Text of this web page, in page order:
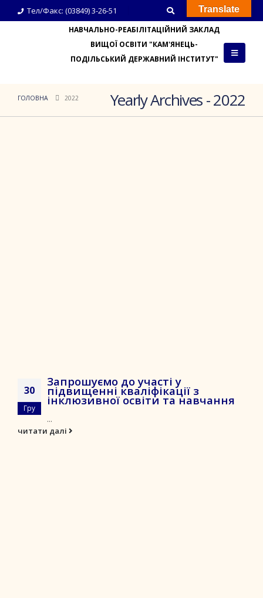
Тел/Факс: (03849) 3-26-51
НАВЧАЛЬНО-РЕАБІЛІТАЦІЙНИЙ ЗАКЛАД
ВИЩОЇ ОСВІТИ "КАМ'ЯНЕЦЬ-
ПОДІЛЬСЬКИЙ ДЕРЖАВНИЙ ІНСТИТУТ"
Yearly Archives - 2022
ГОЛОВНА 2022
30
Гру
Запрошуємо до участі у
підвищенні кваліфікації з
інклюзивної освіти та навчання
...
читати далі
Translate